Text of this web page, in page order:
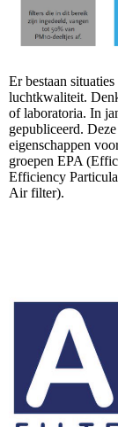
Er bestaan
luchtkwaliteit.
of laboratoria. In
gepubliceerd.
eigenschappen
groepen EPA
Efficiency
Air filter).